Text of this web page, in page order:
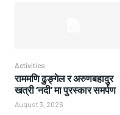
Activities
राममणि ढुङ्गेल र अरुणबहादुर
खत्री ‘नदी’ मा पुरस्कार समर्पण
August 3, 2026